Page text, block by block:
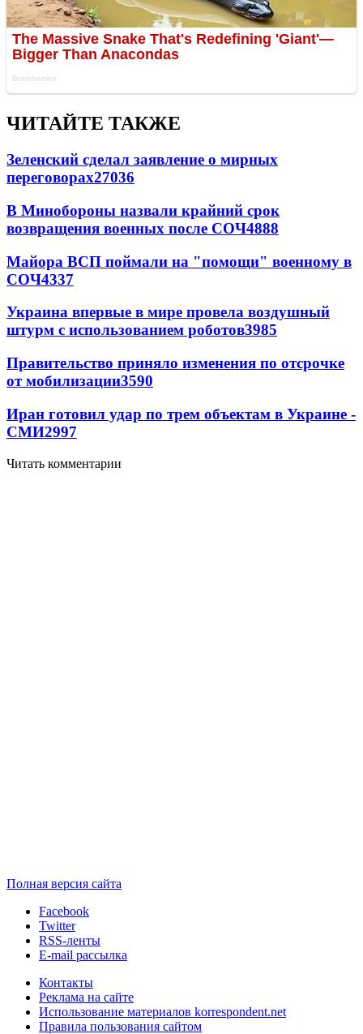
ЧИТАЙТЕ ТАКЖЕ
Зеленский сделал заявление о мирных
переговорах27036
В Минобороны назвали крайний срок
возвращения военных после СОЧ4888
Майора ВСП поймали на "помощи" военному в
СОЧ4337
Украина впервые в мире провела воздушный
штурм с использованием роботов3985
Правительство приняло изменения по отсрочке
от мобилизации3590
Иран готовил удар по трем объектам в Украине -
СМИ2997
Читать комментарии
Полная версия сайта
Facebook
Twitter
RSS-ленты
E-mail рассылка
Контакты
Реклама на сайте
Использование материалов korrespondent.net
Правила пользования сайтом